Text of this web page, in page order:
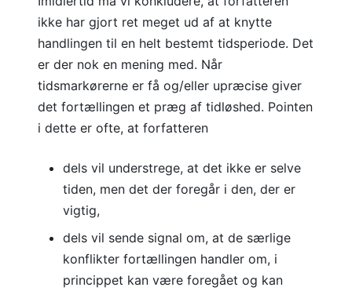
ikke har gjort ret meget ud af at knytte
handlingen til en helt bestemt tidsperiode. Det
er der nok en mening med. Når
tidsmarkørerne er få og/eller upræcise giver
det fortællingen et præg af tidløshed. Pointen
i dette er ofte, at forfatteren
dels vil understrege, at det ikke er selve
tiden, men det der foregår i den, der er
vigtig,
dels vil sende signal om, at de særlige
konflikter fortællingen handler om, i
princippet kan være foregået og kan